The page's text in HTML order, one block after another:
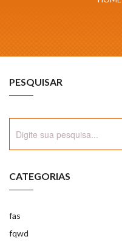
PESQUISAR
CATEGORIAS
fas
fqwd